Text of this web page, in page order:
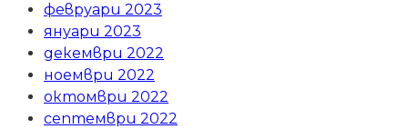
февруари 2023
януари 2023
декември 2022
ноември 2022
октомври 2022
септември 2022